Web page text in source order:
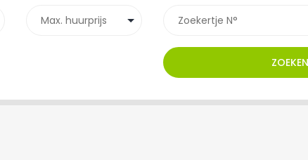
ZOEKEN